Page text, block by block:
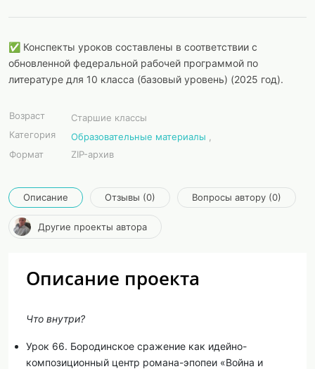
✅ Конспекты уроков составлены в соответствии с
обновленной федеральной рабочей программой по
литературе для 10 класса (базовый уровень) (2025 год).
Возраст
Старшие классы
Категория
Образовательные материалы
Формат
ZIP-архив
Описание Отзывы (0) Вопросы автору (0)
Другие проекты автора
Описание проекта
Что внутри?
Урок 66. Бородинское сражение как идейно-
композиционный центр романа-эпопеи «Война и